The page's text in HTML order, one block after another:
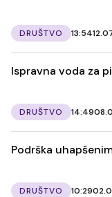
DRUŠTVO 13:54
Ispravna voda za
DRUŠTVO 14:49
Podrška
DRUŠTVO 10:29